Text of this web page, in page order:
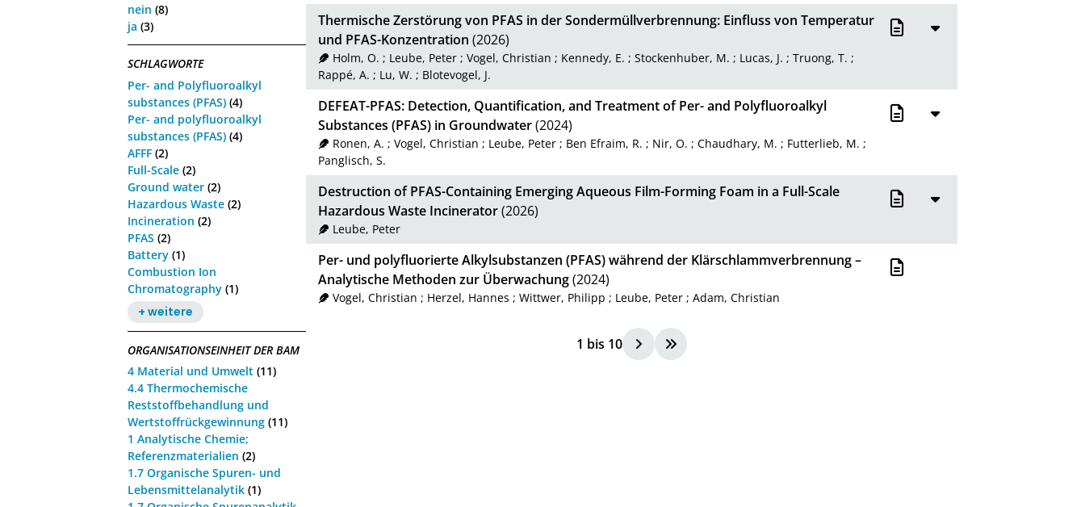
nein (8)
ja (3)
SCHLAGWORTE
Per- and Polyfluoroalkyl
substances (PFAS) (4)
Per- and polyfluoroalkyl
substances (PFAS) (4)
AFFF (2)
Full-Scale (2)
Ground water (2)
Hazardous Waste (2)
Incineration (2)
PFAS (2)
Battery (1)
Combustion Ion
Chromatography (1)
+ weitere
ORGANISATIONSEINHEIT DER BAM
4 Material und Umwelt (11)
4.4 Thermochemische
Reststoffbehandlung und
Wertstoffrückgewinnung (11)
1 Analytische Chemie;
Referenzmaterialien (2)
1.7 Organische Spuren- und
Lebensmittelanalytik (1)
Thermische Zerstörung von PFAS in der Sondermüllverbrennung: Einfluss von Temperatur
und PFAS-Konzentration (2026)
Holm, O. ; Leube, Peter ;Vogel, Christian ; Kennedy, E. ;Stockenhuber, M. ; Lucas, J. ;Truong, T. ;
Rappé, A. ; Lu, W. ; Blotevogel, J.
DEFEAT-PFAS: Detection, Quantification, and Treatment of Per- and Polyfluoroalkyl
Substances (PFAS) in Groundwater(2024)
Ronen, A. ;Vogel, Christian ; Leube, Peter ; Ben Efraim, R. ; Nir, O. ;Chaudhary, M. ; Futterlieb, M. ;
Panglisch, S.
Destruction of PFAS-Containing Emerging Aqueous Film-Forming Foam in a Full-Scale
Hazardous Waste Incinerator(2026)
Leube, Peter
Per- und polyfluorierte Alkylsubstanzen (PFAS) während der Klärschlammverbrennung –
Analytische Methoden zur Überwachung(2024)
Vogel, Christian ; Herzel, Hannes ;Wittwer, Philipp ; Leube, Peter ;Adam, Christian
1 bis 10